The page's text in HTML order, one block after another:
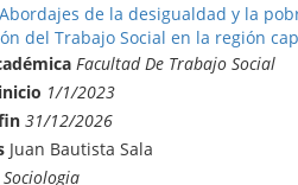
de la desigualdad y la
del Trabajo Social en la región
Facultad De Trabajo Social
1/1/2023
31/12/2026
Juan Bautista Sala
Sociologia